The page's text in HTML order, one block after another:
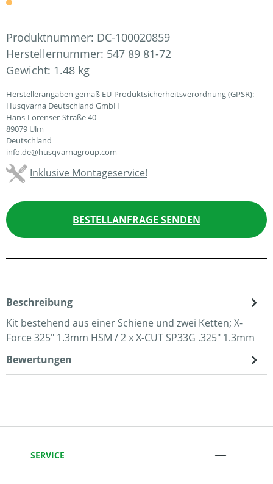
Produktnummer: DC-100020859
Herstellernummer: 547 89 81-72
Gewicht: 1.48 kg
Herstellerangaben gemäß EU-Produktsicherheitsverordnung (GPSR):
Husqvarna Deutschland GmbH
Hans-Lorenser-Straße 40
89079 Ulm
Deutschland
info.de@husqvarnagroup.com
Inklusive Montageservice!
BESTELLANFRAGE SENDEN
Beschreibung
Kit bestehend aus einer Schiene und zwei Ketten; X-
Force 325" 1.3mm HSM / 2 x X-CUT SP33G .325" 1.3mm
Bewertungen
SERVICE